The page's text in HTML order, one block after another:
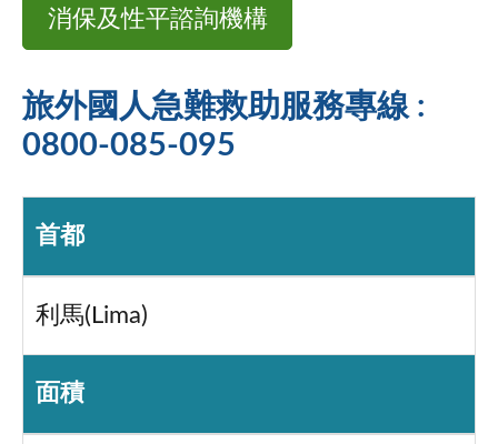
消保及性平諮詢機構
旅外國人急難救助服務專線 :
0800-085-095
首都
利馬(Lima)
面積